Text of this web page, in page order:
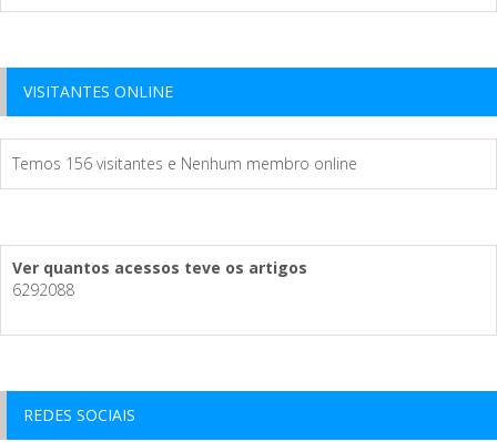
VISITANTES ONLINE
Temos 156 visitantes e Nenhum membro online
Ver quantos acessos teve os artigos
6292088
REDES SOCIAIS